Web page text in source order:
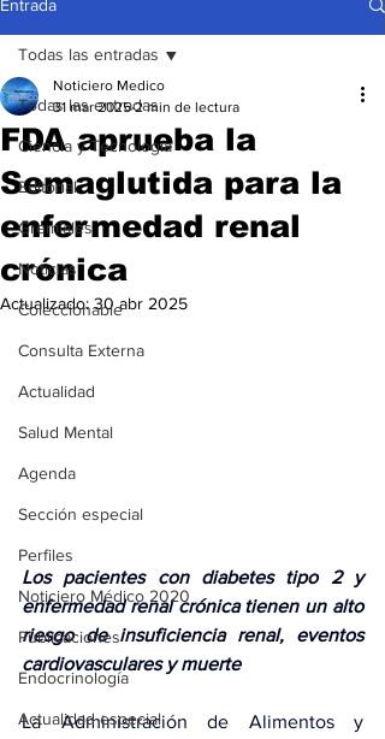
Entrada
Todas las entradas
Ciencia y Tecnología
Editorial
Gremiales
Noticias
Coleccionable
Consulta Externa
Actualidad
Salud Mental
Agenda
Sección especial
Perfiles
Noticiero Médico 2020
Publicaciones
Endocrinología
Actualidad especial
Todas las entradas
FDA aprueba la
Semaglutida para la
enfermedad renal
crónica
Noticiero Medico
31 mar 2025 2 min de lectura
Actualizado:30 abr 2025
Los pacientes con diabetes tipo 2 y
enfermedad renal crónica tienen un alto
riesgo de insuficiencia renal, eventos
cardiovasculares y muerte
La Administración de Alimentos y